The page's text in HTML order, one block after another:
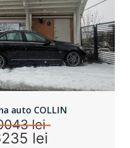
auto COLLIN
lei
lei